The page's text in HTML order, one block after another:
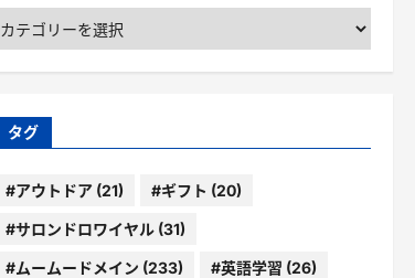
カ
タグ
#アウトドア(21) #ギフト (20)
#サロンドロワイヤル(31)
#ムームードメイン (233) #英語学習 (26)